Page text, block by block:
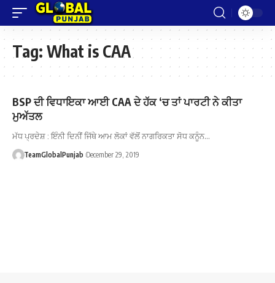
Tag: What is CAA
BSP ਦੀ ਵਿਧਾਇਕਾ ਆਈ CAA ਦੇ ਹੱਕ ‘ਚ ਤਾਂ ਪਾਰਟੀ ਨੇ ਕੀਤਾ
ਮੁਅੱਤਲ
ਮੱਧ ਪ੍ਰਦੇਸ਼ : ਇੰਨੀ ਦਿਨੀਂ ਜਿੱਥੇ ਆਮ ਲੋਕਾਂ ਵੱਲੋਂ ਨਾਗਰਿਕਤਾ ਸੋਧ ਕਨੂੰਨ…
TeamGlobalPunjab December 29, 2019